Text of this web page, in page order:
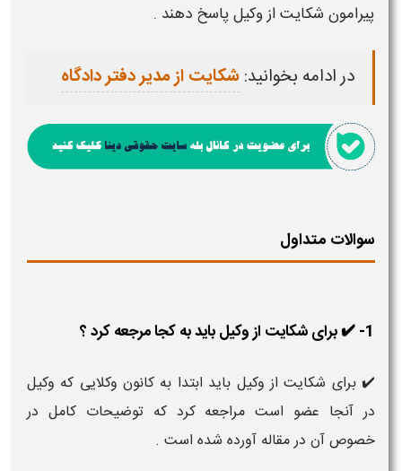
پیرامون شکایت از وکیلپاسخ دهند .
در ادامه بخوانید:شکایت از مدیر دفتر دادگاه
سوالات متداول
1- ✔️ برای شکایت از وکیل باید به کجا مرجعه کرد ؟
✔️ برای شکایت از وکیل باید ابتدا به کانون وکلایی که وکیل
در آنجا عضو است مراجعه کرد که توضیحات کامل در
خصوص آن در مقاله آورده شده است .